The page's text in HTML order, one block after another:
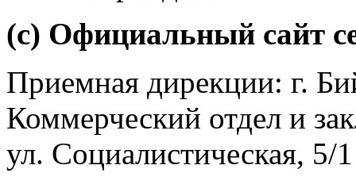
(с) Официальный сайт
Приемная дирекции: г.
Коммерческий отдел и
ул. Социалистическая, 5/1